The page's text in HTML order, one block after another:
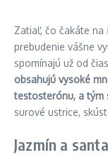
Zatiaľ, čo čakáte na
prebudenie vášne
spomínajú už od
obsahujú vysoké
testosterónu, a tým
surové ustrice,
Jazmín a